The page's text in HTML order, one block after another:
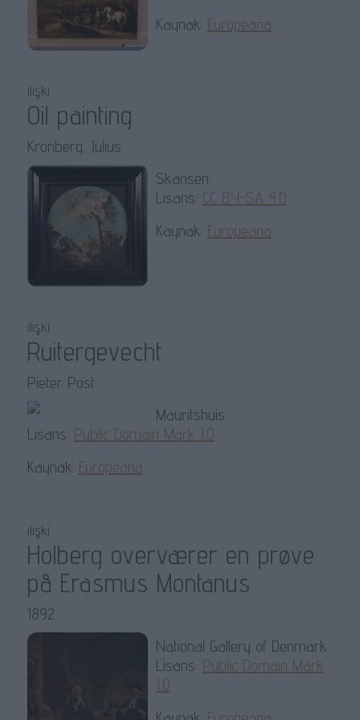
Kaynak: Europeana
ilişki
Oil painting
Kronberg, Julius
Skansen
Lisans: CC BY-SA 4.0
Kaynak: Europeana
ilişki
Ruitergevecht
Pieter Post
Mauritshuis
Lisans: Public Domain Mark 1.0
Kaynak: Europeana
ilişki
Holberg overværer en prøve
på Erasmus Montanus
1892
National Gallery of Denmark
Lisans: Public Domain Mark
1.0